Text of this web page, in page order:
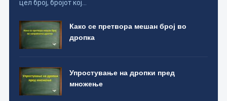
цел број, бројот кој…
Како се претвора мешан број во
дропка
Упростување на дропки пред
множење